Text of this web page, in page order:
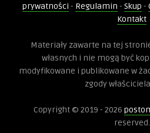
Sławno = Schlawe 0.0
Pieńkowo koło Sławna
prywatności - Regulamin - Skup -
Kontakt
Materiały zawarte na tej
własnych i nie mogą być
modyfikowane i publikowane w
zgody
Copyright © 2019 - 2026
reserved.